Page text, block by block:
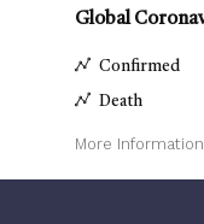
Global
Confirmed
Death
More